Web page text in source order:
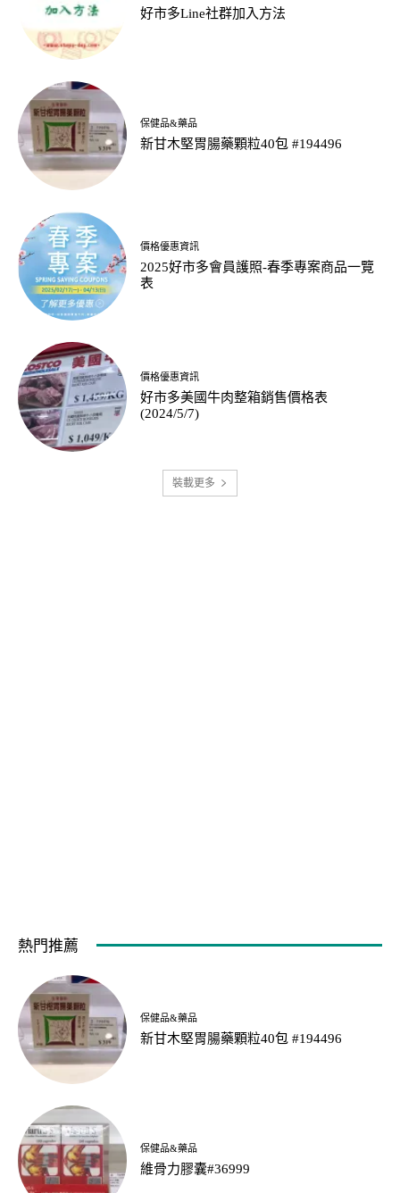
好市多Line社群加入方法
保健品&藥品
新甘木堅胃腸藥顆粒40包 #194496
價格優惠資訊
2025好市多會員護照-春季專案商品一覽
表
價格優惠資訊
好市多美國牛肉整箱銷售價格表
(2024/5/7)
裝載更多
熱門推薦
保健品&藥品
新甘木堅胃腸藥顆粒40包 #194496
保健品&藥品
維骨力膠囊#36999